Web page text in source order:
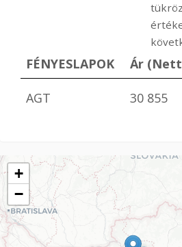
FÉNYESLAPOK Ár
AGT 30 855
+
−